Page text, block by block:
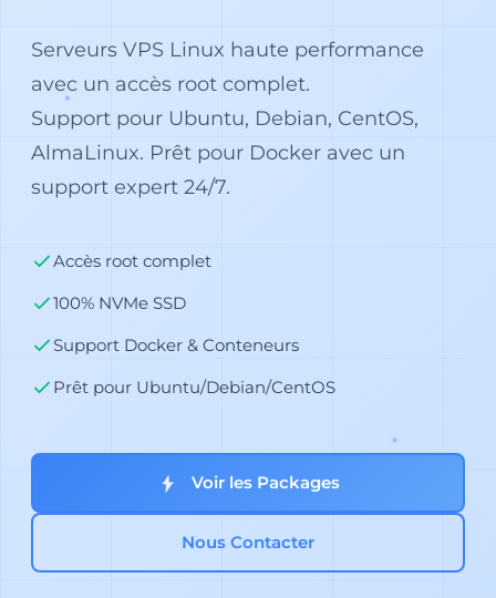
Serveurs VPS Linux haute performance
avec un accès root complet.
Support pour Ubuntu, Debian, CentOS,
AlmaLinux. Prêt pour Docker avec un
support expert 24/7.
Accès root complet
100% NVMe SSD
Support Docker & Conteneurs
Prêt pour Ubuntu/Debian/CentOS
Voir les Packages
Nous Contacter